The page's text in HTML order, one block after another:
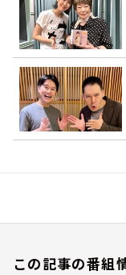
この記事の番組